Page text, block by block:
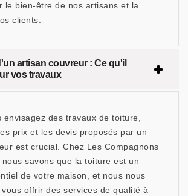
le bien-être de nos artisans et la
clients.
artisan couvreur : Ce qu'il
vos travaux
envisagez des travaux de toiture,
prix et les devis proposés par un
est crucial. Chez Les Compagnons
savons que la toiture est un
de votre maison, et nous nous
offrir des services de qualité à